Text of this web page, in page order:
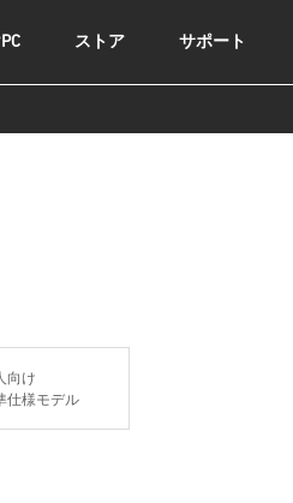
ストア サポート
向け
仕様モデル